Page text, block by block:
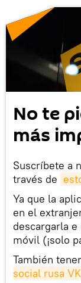
No te
más
Suscríbete a
través de
Ya que la
en el
descargarla
móvil (¡solo
También
social rusa VK